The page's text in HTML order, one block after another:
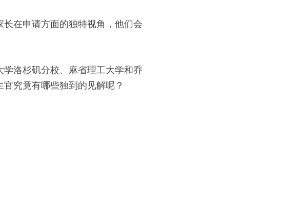
长在申请方面的独特视角，他们会
洛杉矶分校、麻省理工大学和乔
究竟有哪些独到的见解呢？